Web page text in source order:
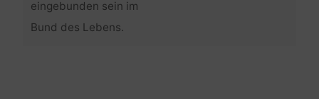
eingebunden sein im
Bund des Lebens.